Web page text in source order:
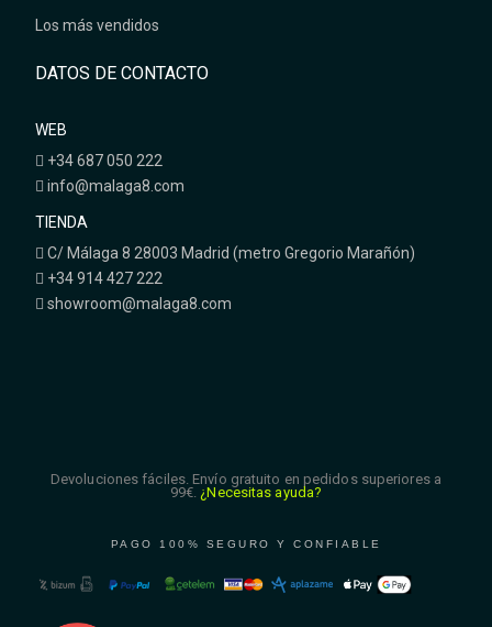
Los más vendidos
DATOS DE CONTACTO
WEB
+34 687 050 222
info@malaga8.com
TIENDA
C/ Málaga 8 28003 Madrid (metro Gregorio Marañón)
+34 914 427 222
showroom@malaga8.com
Devoluciones fáciles. Envío gratuito en pedidos superiores a
99€. ¿Necesitas ayuda?
PAGO 100% SEGURO Y CONFIABLE